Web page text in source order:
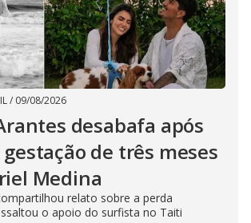
/ 09/08/2026
desabafa após
de três meses
Medina
relato sobre a perda
o apoio do surfista no Taiti